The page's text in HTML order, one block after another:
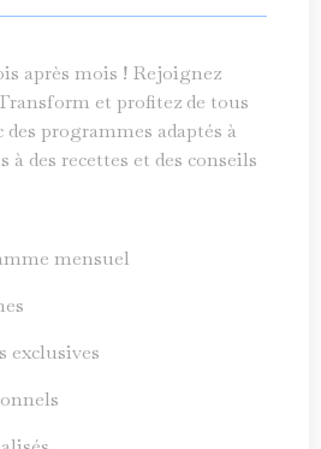
après mois ! Rejoignez
et profitez de tous
des programmes adaptés à
à des recettes et des conseils
mensuel
exclusives